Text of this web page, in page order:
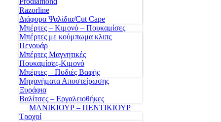
Razorline
Διάφορα Ψαλίδια/Cut Cape
Μπέρτες – Κιμονό – Πουκαμίσες
Μπέρτες με κούμπωμα κλιπς
Πενουάρ
Μπέρτες Μαγνητικές
Πουκαμίσες-Κιμονό
Μπέρτες – Ποδιές Βαφής
Μηχανήματα Αποστείρωσης
Ξυράφια
Βαλίτσες – Εργαλειοθήκες
ΜΑΝΙΚΙΟΥΡ – ΠΕΝΤΙΚΙΟΥΡ
Τροχοί